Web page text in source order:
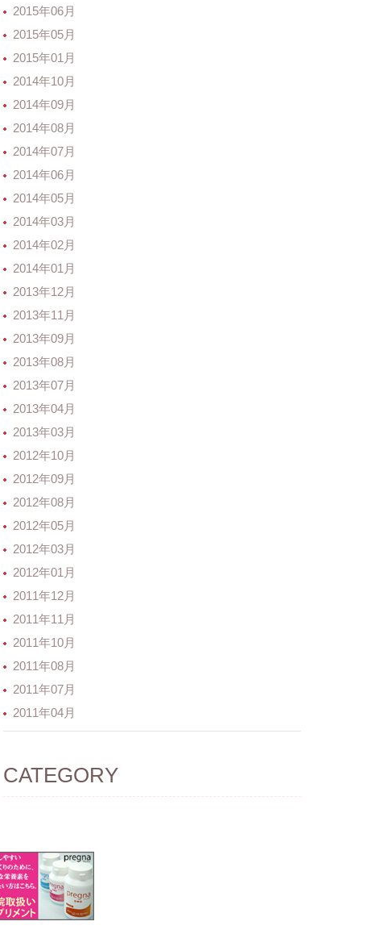
2015年06月
2015年05月
2015年01月
2014年10月
2014年09月
2014年08月
2014年07月
2014年06月
2014年05月
2014年03月
2014年02月
2014年01月
2013年12月
2013年11月
2013年09月
2013年08月
2013年07月
2013年04月
2013年03月
2012年10月
2012年09月
2012年08月
2012年05月
2012年03月
2012年01月
2011年12月
2011年11月
2011年10月
2011年08月
2011年07月
2011年04月
CATEGORY